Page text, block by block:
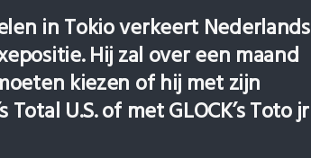
in Tokio verkeert Nederlands
Hij zal over een maand
kiezen of hij met zijn
U.S. of met GLOCK’s Toto jr